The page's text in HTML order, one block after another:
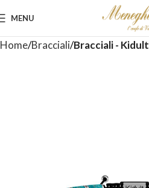
MENU
Home Bracciali Bracciali - Kidult